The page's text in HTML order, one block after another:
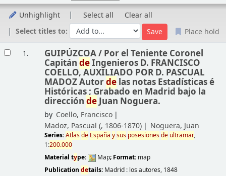
Unhighlight Select all
Clear all
Select titles to:
Place hold
1. GUIPÚZCOA / Por el Teniente Coronel
Capitán deIngenieros D. FRANCISCO
COELLO, AUXILIADO POR D. PASCUAL
MADOZ Autordelas notas Estadísticas é
Históricas ; Grabado en Madrid bajo la
dirección deJuan Noguera.
by Coello, Francisco
Madoz, Pascual (, 1806-1870) Noguera, Juan
Series:Atlasde España ysus posesionesde ultramar,
1:200.000
Material type: Map; Format: map
Publication details: Madrid : los autores, 1848